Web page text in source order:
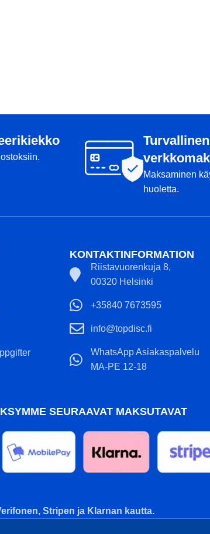
Turvallinen
Maksaminen
huoletta.
KONTAKTINFORMATION
Riistavuorenkuja 8,
00320 Helsinki
+35840 7673595
info@topdisc.fi
WhatsApp Asiakaspalvelu
MA-PE 12-18
SEURAAVAT MAKSUTAVAT
Stripen ja Klarnan kautta.